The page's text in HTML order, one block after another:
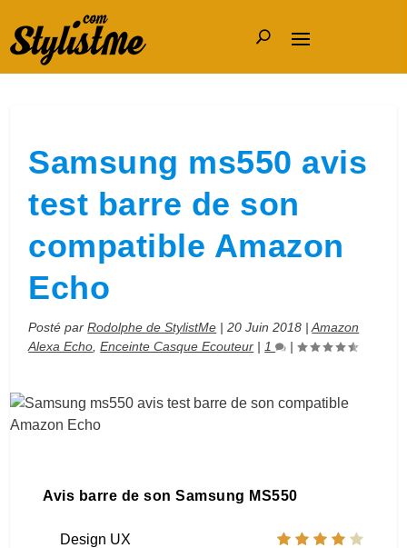
Samsung ms550 avis
test barre de son
compatible Amazon
Echo
Posté parRodolphe de StylistMe |20 Juin 2018 |Amazon
Alexa Echo ,Enceinte Casque Ecouteur | 1 |
Avis barre de son Samsung MS550
Design UX